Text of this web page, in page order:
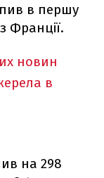
в першу
Франції.
новин
в
на 298